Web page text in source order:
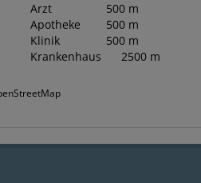
Arzt
500 m
Apotheke
500 m
Klinik
500 m
Krankenhaus
2500 m